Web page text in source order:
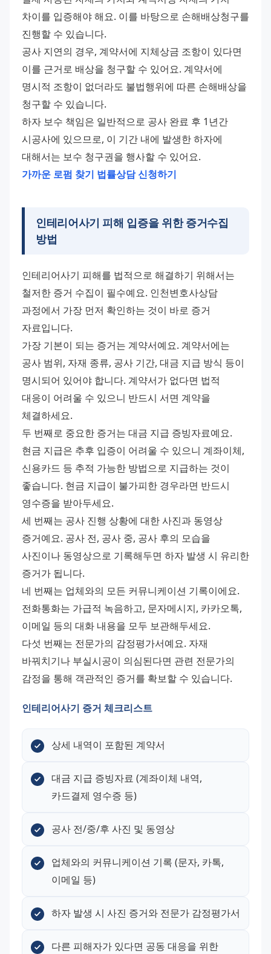
차이를 입증해야 해요. 이를 바탕으로 손해배상청구를
진행할 수 있습니다.
공사 지연의 경우, 계약서에 지체상금 조항이 있다면
이를 근거로 배상을 청구할 수 있어요. 계약서에
명시적 조항이 없더라도 불법행위에 따른 손해배상을
청구할 수 있습니다.
하자 보수 책임은 일반적으로 공사 완료 후 1년간
시공사에 있으므로, 이 기간 내에 발생한 하자에
대해서는 보수 청구권을 행사할 수 있어요.
가까운 로펌 찾기 법률상담 신청하기
인테리어사기 피해 입증을 위한 증거수집
방법
인테리어사기 피해를 법적으로 해결하기 위해서는
철저한 증거 수집이 필수예요. 인천변호사상담
과정에서 가장 먼저 확인하는 것이 바로 증거
자료입니다.
가장 기본이 되는 증거는 계약서예요. 계약서에는
공사 범위, 자재 종류, 공사 기간, 대금 지급 방식 등이
명시되어 있어야 합니다. 계약서가 없다면 법적
대응이 어려울 수 있으니 반드시 서면 계약을
체결하세요.
두 번째로 중요한 증거는 대금 지급 증빙자료예요.
현금 지급은 추후 입증이 어려울 수 있으니 계좌이체,
신용카드 등 추적 가능한 방법으로 지급하는 것이
좋습니다. 현금 지급이 불가피한 경우라면 반드시
영수증을 받아두세요.
세 번째는 공사 진행 상황에 대한 사진과 동영상
증거예요. 공사 전, 공사 중, 공사 후의 모습을
사진이나 동영상으로 기록해두면 하자 발생 시 유리한
증거가 됩니다.
네 번째는 업체와의 모든 커뮤니케이션 기록이에요.
전화통화는 가급적 녹음하고, 문자메시지, 카카오톡,
이메일 등의 대화 내용을 모두 보관해두세요.
다섯 번째는 전문가의 감정평가서예요. 자재
바꿔치기나 부실시공이 의심된다면 관련 전문가의
감정을 통해 객관적인 증거를 확보할 수 있습니다.
인테리어사기 증거 체크리스트
상세 내역이 포함된 계약서
대금 지급 증빙자료 (계좌이체 내역,
카드결제 영수증 등)
공사 전/중/후 사진 및 동영상
업체와의 커뮤니케이션 기록 (문자, 카톡,
이메일 등)
하자 발생 시 사진 증거와 전문가 감정평가서
다른 피해자가 있다면 공동 대응을 위한